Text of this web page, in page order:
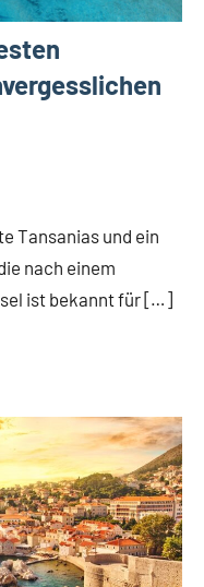
Tansanias und ein
nach einem
ist bekannt für […]